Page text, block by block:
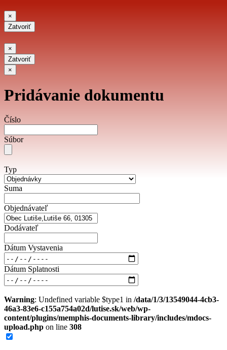
×
Zatvoriť
×
Zatvoriť
×
Pridávanie dokumentu
Číslo
Súbor
Typ
Suma
Objednávateľ
Dodávateľ
Dátum Vystavenia
Dátum Splatnosti
Warning: Undefined variable $type1 in /data/1/3/13549044-4cb3-
46a3-83e6-c155a754a02d/lutise.sk/web/wp-
content/plugins/memphis-documents-library/includes/mdocs-
upload.php on line 308